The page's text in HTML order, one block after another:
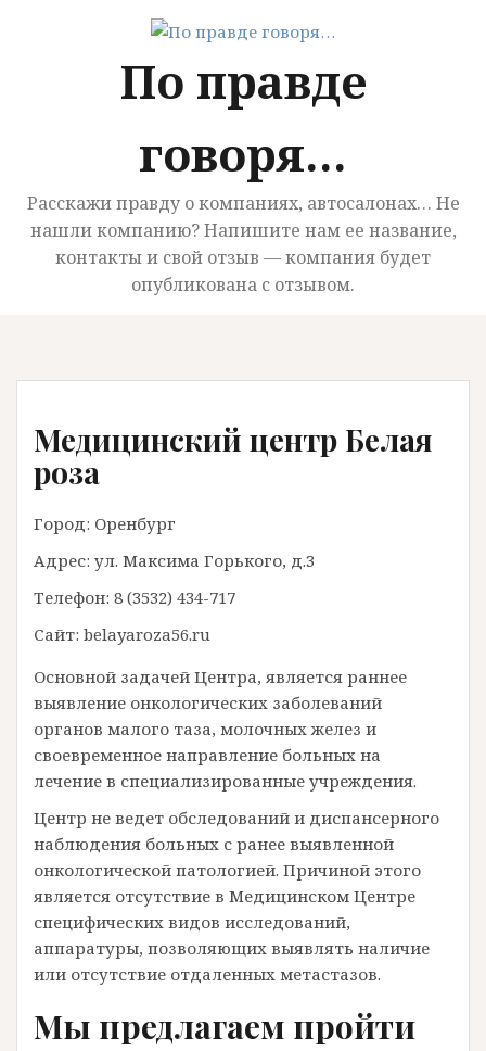
По правде
говоря…
Расскажи правду о компаниях, автосалонах… Не
нашли компанию? Напишите нам ее название,
контакты и свой отзыв — компания будет
опубликована с отзывом.
Медицинский центр Белая
роза
Город: Оренбург
Адрес: ул. Максима Горького, д.3
Телефон: 8 (3532) 434-717
Сайт: belayaroza56.ru
Основной задачей Центра, является раннее
выявление онкологических заболеваний
органов малого таза, молочных желез и
своевременное направление больных на
лечение в специализированные учреждения.
Центр не ведет обследований и диспансерного
наблюдения больных с ранее выявленной
онкологической патологией. Причиной этого
является отсутствие в Медицинском Центре
специфических видов исследований,
аппаратуры, позволяющих выявлять наличие
или отсутствие отдаленных метастазов.
Мы предлагаем пройти